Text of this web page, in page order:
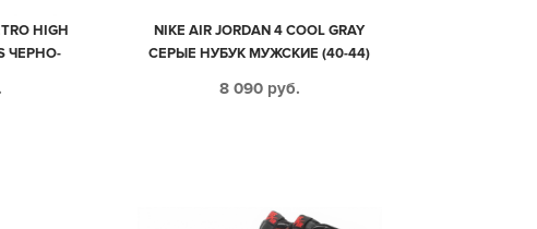
HIGH
ЧЕРНО-
44)
NIKE AIR JORDAN 4 COOL GRAY
СЕРЫЕ НУБУК МУЖСКИЕ (40-44)
8 090 руб.